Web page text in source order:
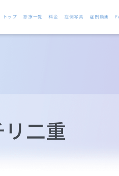
トップ 診療一覧 料金 症例写真 症例動画
二重